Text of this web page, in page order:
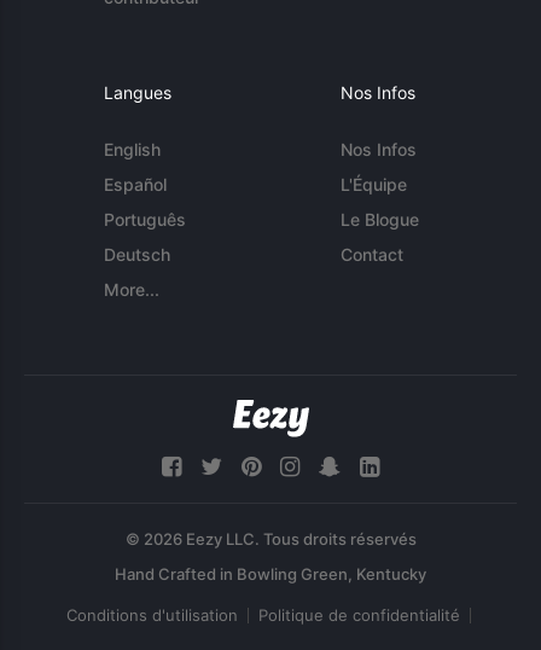
Langues
English
Español
Português
Deutsch
More...
Nos Infos
Nos Infos
L'Équipe
Le Blogue
Contact
© 2026 Eezy LLC. Tous droits réservés
Conditions d'utilisation Politique de confidentialité